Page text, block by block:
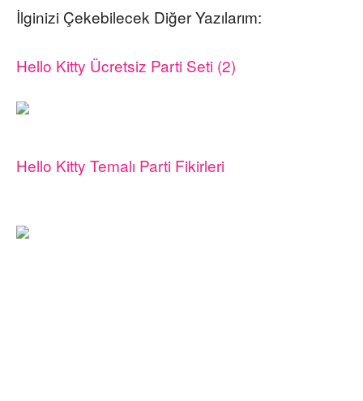
İlginizi Çekebilecek Diğer Yazılarım:
Hello Kitty Ücretsiz Parti Seti (2)
Hello Kitty Temalı Parti Fikirleri